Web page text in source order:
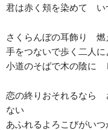
君は赤く頬を染めて い
さくらんぼの耳飾り
手をつないで歩く二人
小道のそばで木の陰に
恋の終りおそれるなら
ない
あふれるよろこびがい